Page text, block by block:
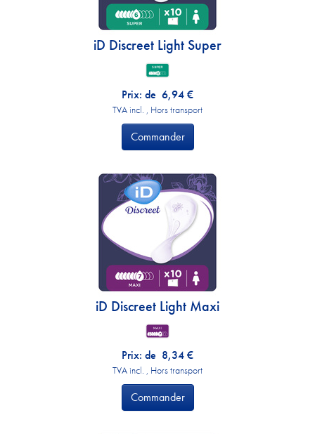
iD Discreet Light Super
Prix: de 6,94€
TVA incl. , Hors transport
Commander
iD Discreet Light Maxi
Prix: de 8,34€
TVA incl. , Hors transport
Commander